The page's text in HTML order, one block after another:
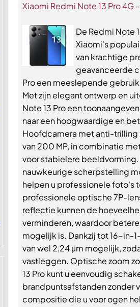
Xiaomi Redmi Note 13 Pro
De Redmi Note
Xiaomi's
van krachtige
geavanceerde
Pro een meeslepende
Met zijn elegant ontwerp en
Note 13 Pro een
naar een hoogwaardige en
Hoofdcamera met anti-trilling
van 200 MP, in combinatie
voor stabielere beeldvorming.
nauwkeurige scherpstelling
helpen u professionele foto's
professionele optische 7P-
reflectie kunnen de
verminderen, waardoor
mogelijk is. Dankzij tot 16-in-
van wel 2,24 μm mogelijk,
vastleggen. Optische zoom
13 Pro kunt u eenvoudig
brandpuntsafstanden zonder
compositie die u voor ogen